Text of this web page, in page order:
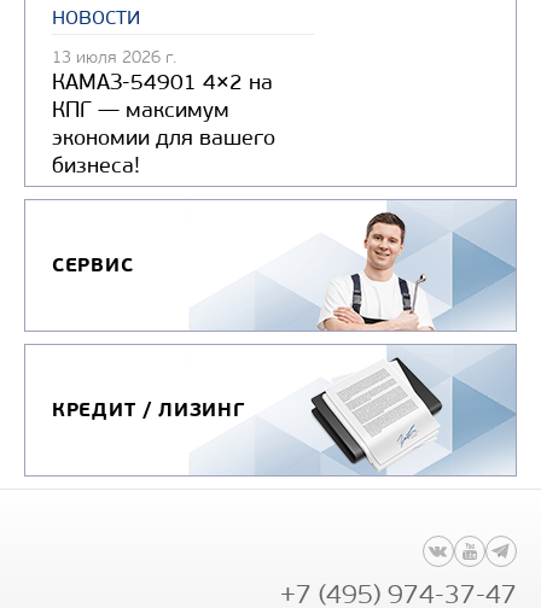
новости
13 июля 2026 г.
КАМАЗ-54901 4×2 на
КПГ — максимум
экономии для вашего
бизнеса!
СЕРВИС
КРЕДИТ / ЛИЗИНГ
+7 (495) 974-37-47